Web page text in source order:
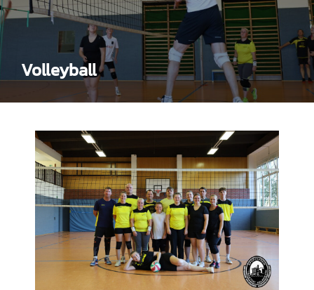
Volleyball